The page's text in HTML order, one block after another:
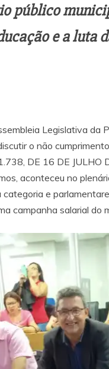
público
e a luta
Legislativa da
o não
DE 16 DE JULHO
aconteceu no
e
campanha salarial do